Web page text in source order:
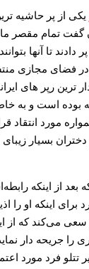
یکی از پر حاشیه
گفت تمام مقصر
دادند تا آنها
فضای مجازی
ترین رپر های
بوده است و به
مورد انتقاد
دختران بسیار
بعد از اینکه
اینکه او را
سعی می‌کند که از
را جریحه‌ دار
فرد مورد